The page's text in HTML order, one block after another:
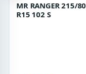
MR RANGER 215/80
R15 102 S